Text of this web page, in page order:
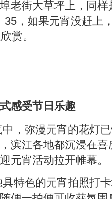
老街大草坪上，同样
35，如果元宵没赶上
赏。
感受节日乐趣
，弥漫元宵的花灯
滨江各地都沉浸在喜
元宵活动拉开帷幕。
特色的元宵拍照打